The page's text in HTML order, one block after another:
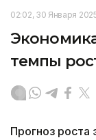
02:02, 30 Января
темпы
Прогноз роста